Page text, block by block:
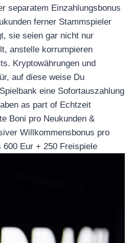
separatem Einzahlungsbonus
ferner Stammspieler
sie seien gar nicht nur
anstelle korrumpieren
Kryptowährungen und
auf diese weise Du
eine Sofortauszahlung
as part of Echtzeit
Boni pro Neukunden &
Willkommensbonus pro
600 Eur + 250 Freispiele